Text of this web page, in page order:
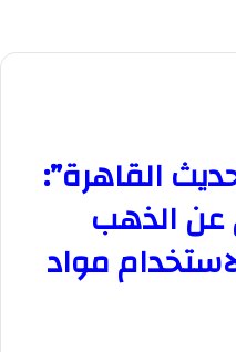
القاهرة”:
عن الذهب
مواد